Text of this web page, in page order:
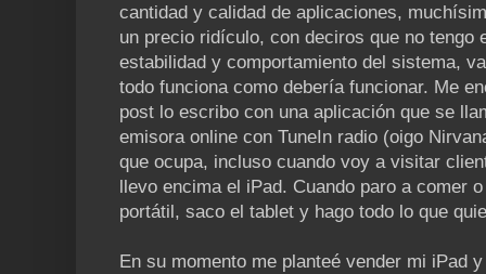
cantidad y calidad de aplicaciones,
un precio ridículo, con deciros que no tengo
estabilidad y comportamiento del sistema,
todo funciona como debería funcionar. Me
post lo escribo con una aplicación que se
emisora online con TuneIn radio (oigo
que ocupa, incluso cuando voy a visitar
llevo encima el iPad. Cuando paro a comer
portátil, saco el tablet y hago todo lo que
En su momento me planteé vender mi iPad